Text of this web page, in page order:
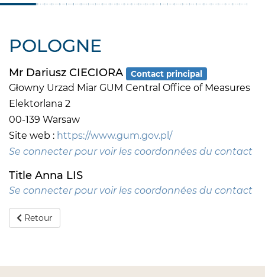
POLOGNE
Mr Dariusz CIECIORA Contact principal
Głowny Urzad Miar GUM Central Office of Measures
Elektorlana 2
00-139 Warsaw
Site web : https://www.gum.gov.pl/
Se connecter pour voir les coordonnées du contact
Title Anna LIS
Se connecter pour voir les coordonnées du contact
Retour